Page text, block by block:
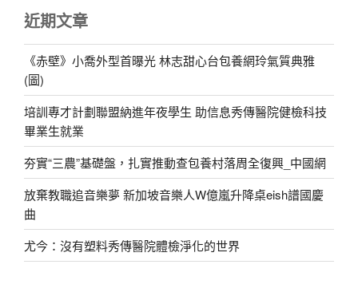
近期文章
《赤壁》小喬外型首曝光 林志甜心台包養網玲氣質典雅
(圖)
培訓專才計劃聯盟納進年夜學生 助信息秀傳醫院健檢科技
畢業生就業
夯實“三農”基礎盤，扎實推動查包養村落周全復興_中國網
放棄教職追音樂夢 新加坡音樂人W億嵐升降桌eish譜國慶
曲
尤今：沒有塑料秀傳醫院體檢淨化的世界